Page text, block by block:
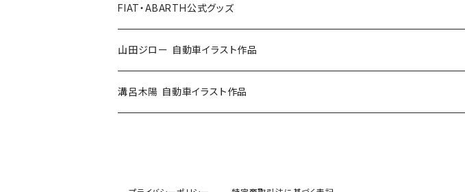
Cap / キャップ
Others / その他
Accessories / アクセサリー
Illustration / イラスト
小出茂鐘商会
イラストスタンド
Doll / ドール
Auto parts / カーパーツ
Miniature Car／ミニカー
Wear／ウェア
Pouch / ポーチ
Steel badge / 缶バッジ
ABARTH CLUB MCRT
イラストスタンド
FIAT・ABARTH公式グッズ
Wallet / 財布
Bag / バッグ
山田ジロー 自動車イラスト作品
A3・A2サイズ
溝呂木陽 自動車イラスト作品